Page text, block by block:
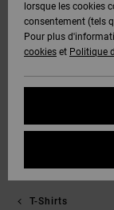
T-Shirts
lorsque les cookies
consentement (tels
Pour plus
cookies et Politique